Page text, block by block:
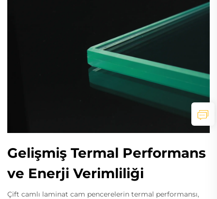
Gelişmiş Termal Performans
ve Enerji Verimliliği
Çift camlı laminat cam pencerelerin termal performansı,